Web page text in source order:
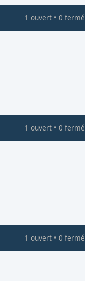
1 ouvert• 0 fermé
1 ouvert• 0 fermé
1 ouvert• 0 fermé